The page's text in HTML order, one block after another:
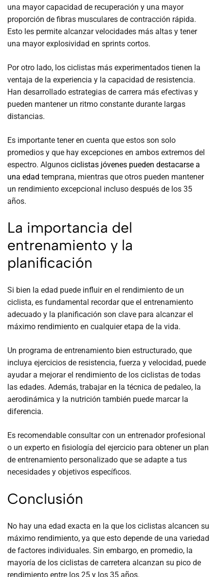
una mayor capacidad de recuperación y una mayor
proporción de fibras musculares de contracción rápida.
Esto les permite alcanzar velocidades más altas y tener
una mayor explosividad en sprints cortos.
Por otro lado, los ciclistas más experimentados tienen la
ventaja de la experiencia y la capacidad de resistencia.
Han desarrollado estrategias de carrera más efectivas y
pueden mantener un ritmo constante durante largas
distancias.
Es importante tener en cuenta que estos son solo
promedios y que hay excepciones en ambos extremos del
espectro. Algunos ciclistas jóvenes pueden destacarse a
una edad temprana, mientras que otros pueden mantener
un rendimiento excepcional incluso después de los 35
años.
La importancia del
entrenamiento y la
planificación
Si bien la edad puede influir en el rendimiento de un
ciclista, es fundamental recordar que el entrenamiento
adecuado y la planificación son clave para alcanzar el
máximo rendimiento en cualquier etapa de la vida.
Un programa de entrenamiento bien estructurado, que
incluya ejercicios de resistencia, fuerza y velocidad, puede
ayudar a mejorar el rendimiento de los ciclistas de todas
las edades. Además, trabajar en la técnica de pedaleo, la
aerodinámica y la nutrición también puede marcar la
diferencia.
Es recomendable consultar con un entrenador profesional
o un experto en fisiología del ejercicio para obtener un plan
de entrenamiento personalizado que se adapte a tus
necesidades y objetivos específicos.
Conclusión
No hay una edad exacta en la que los ciclistas alcancen su
máximo rendimiento, ya que esto depende de una variedad
de factores individuales. Sin embargo, en promedio, la
mayoría de los ciclistas de carretera alcanzan su pico de
rendimiento entre los 25 y los 35 años.